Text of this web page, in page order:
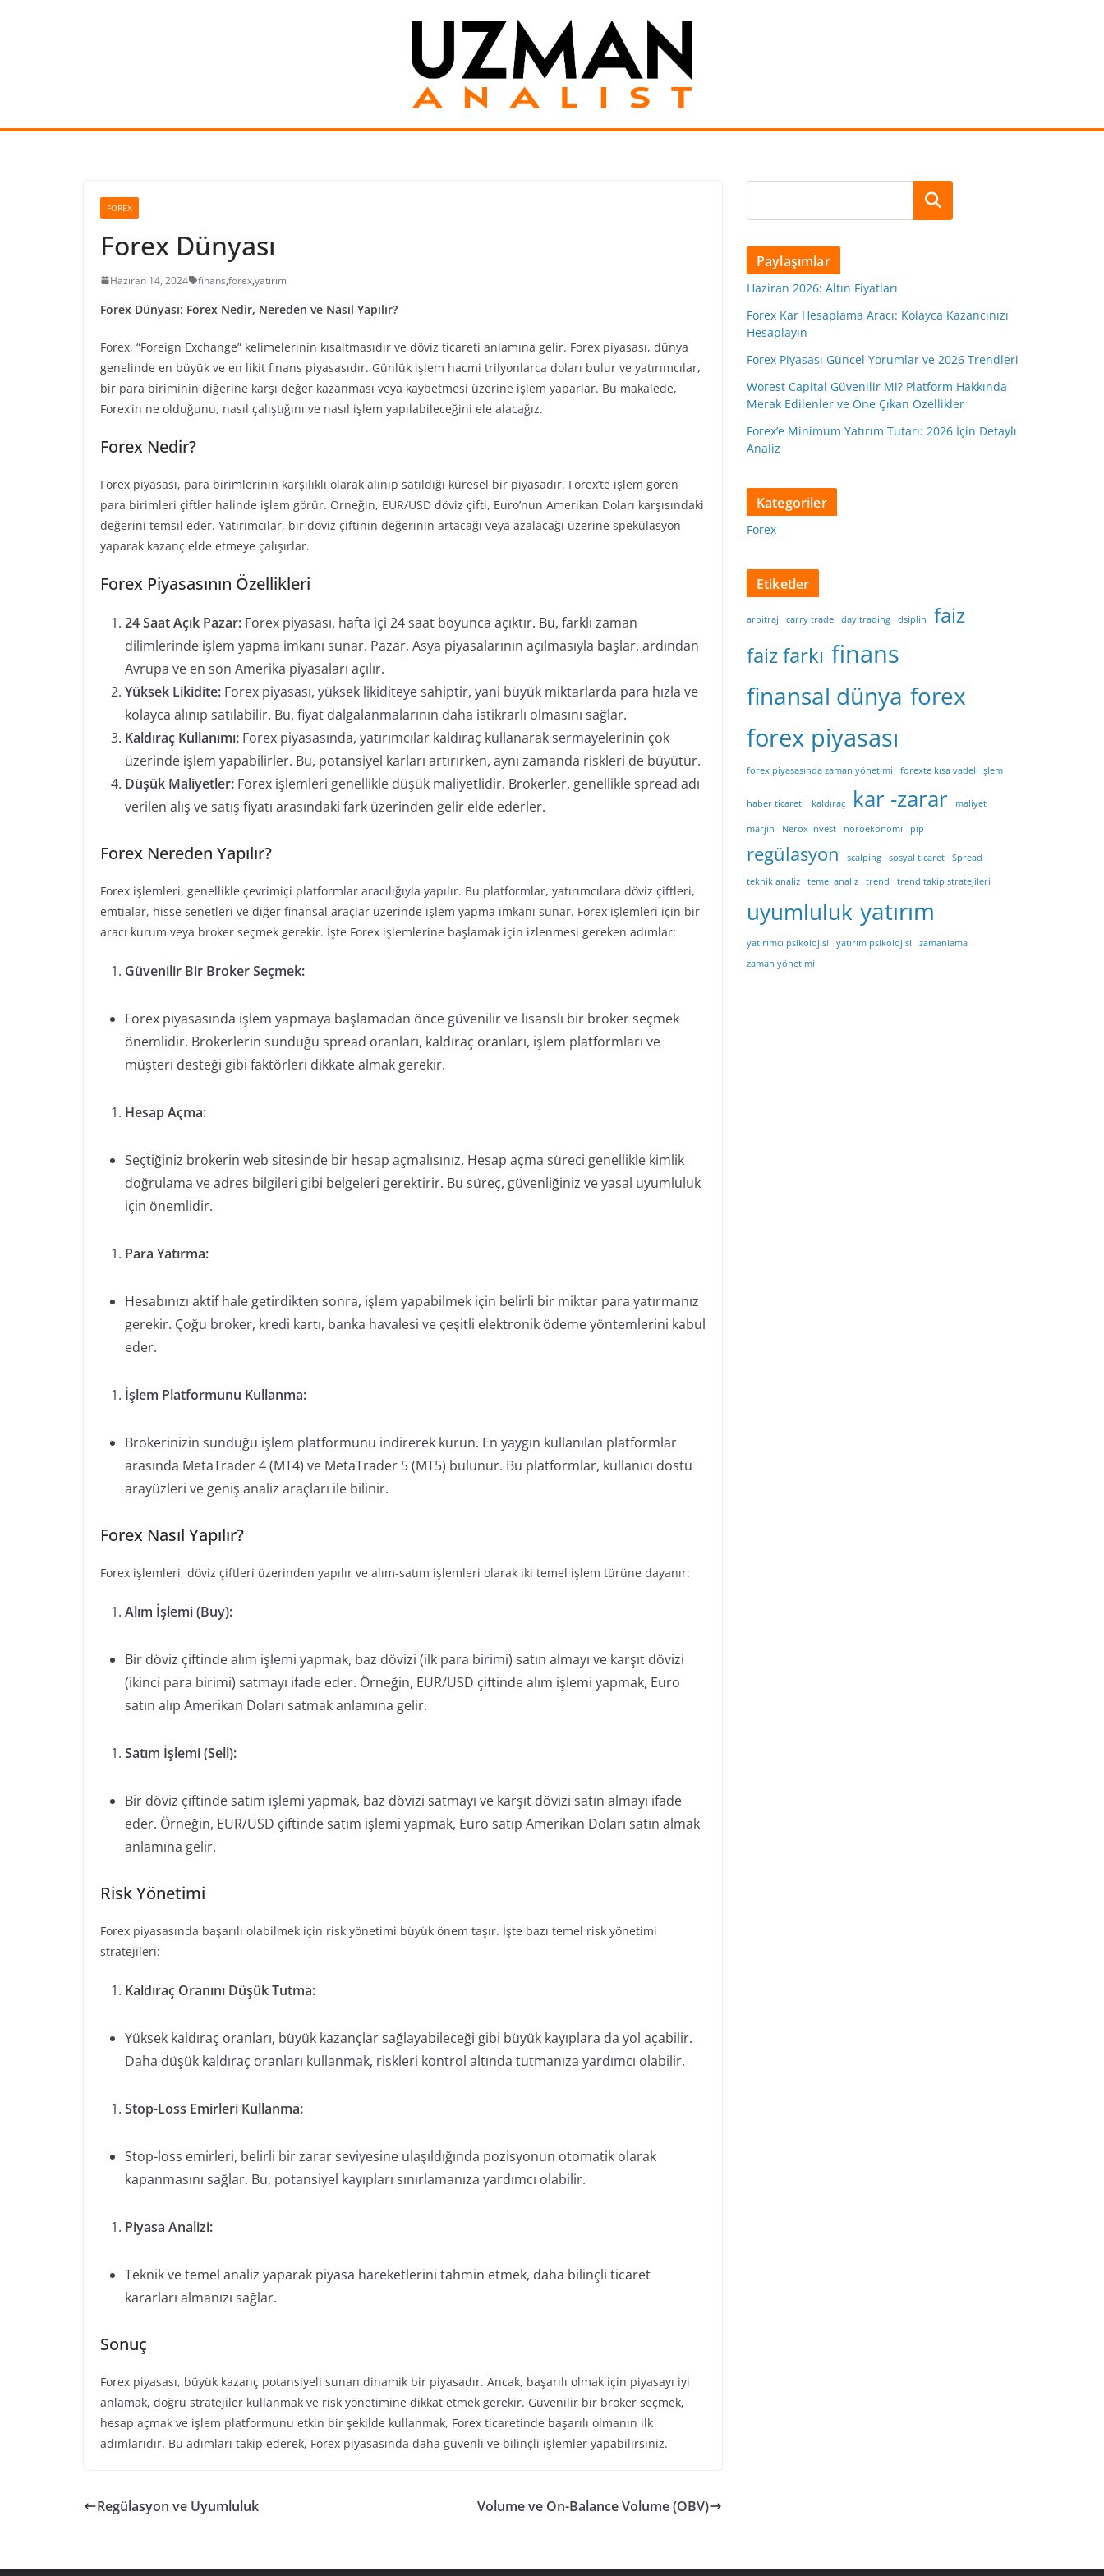
FOREX
Forex Dünyası
Haziran 14, 2024 finans,forex,yatırım
Forex Dünyası: Forex Nedir, Nereden ve Nasıl Yapılır?
Forex, “Foreign Exchange” kelimelerinin kısaltmasıdır ve döviz ticareti anlamına gelir. Forex piyasası, dünya
genelinde en büyük ve en likit finans piyasasıdır. Günlük işlem hacmi trilyonlarca doları bulur ve yatırımcılar,
bir para biriminin diğerine karşı değer kazanması veya kaybetmesi üzerine işlem yaparlar. Bu makalede,
Forex’in ne olduğunu, nasıl çalıştığını ve nasıl işlem yapılabileceğini ele alacağız.
Forex Nedir?
Forex piyasası, para birimlerinin karşılıklı olarak alınıp satıldığı küresel bir piyasadır. Forex’te işlem gören
para birimleri çiftler halinde işlem görür. Örneğin, EUR/USD döviz çifti, Euro’nun Amerikan Doları karşısındaki
değerini temsil eder. Yatırımcılar, bir döviz çiftinin değerinin artacağı veya azalacağı üzerine spekülasyon
yaparak kazanç elde etmeye çalışırlar.
Forex Piyasasının Özellikleri
24 Saat Açık Pazar: Forex piyasası, hafta içi 24 saat boyunca açıktır. Bu, farklı zaman
dilimlerinde işlem yapma imkanı sunar. Pazar, Asya piyasalarının açılmasıyla başlar, ardından
Avrupa ve en son Amerika piyasaları açılır.
Yüksek Likidite: Forex piyasası, yüksek likiditeye sahiptir, yani büyük miktarlarda para hızla ve
kolayca alınıp satılabilir. Bu, fiyat dalgalanmalarının daha istikrarlı olmasını sağlar.
Kaldıraç Kullanımı: Forex piyasasında, yatırımcılar kaldıraç kullanarak sermayelerinin çok
üzerinde işlem yapabilirler. Bu, potansiyel karları artırırken, aynı zamanda riskleri de büyütür.
Düşük Maliyetler: Forex işlemleri genellikle düşük maliyetlidir. Brokerler, genellikle spread adı
verilen alış ve satış fiyatı arasındaki fark üzerinden gelir elde ederler.
Forex Nereden Yapılır?
Forex işlemleri, genellikle çevrimiçi platformlar aracılığıyla yapılır. Bu platformlar, yatırımcılara döviz çiftleri,
emtialar, hisse senetleri ve diğer finansal araçlar üzerinde işlem yapma imkanı sunar. Forex işlemleri için bir
aracı kurum veya broker seçmek gerekir. İşte Forex işlemlerine başlamak için izlenmesi gereken adımlar:
Güvenilir Bir Broker Seçmek:
Forex piyasasında işlem yapmaya başlamadan önce güvenilir ve lisanslı bir broker seçmek
önemlidir. Brokerlerin sunduğu spread oranları, kaldıraç oranları, işlem platformları ve
müşteri desteği gibi faktörleri dikkate almak gerekir.
Hesap Açma:
Seçtiğiniz brokerin web sitesinde bir hesap açmalısınız. Hesap açma süreci genellikle kimlik
doğrulama ve adres bilgileri gibi belgeleri gerektirir. Bu süreç, güvenliğiniz ve yasal uyumluluk
için önemlidir.
Para Yatırma:
Hesabınızı aktif hale getirdikten sonra, işlem yapabilmek için belirli bir miktar para yatırmanız
gerekir. Çoğu broker, kredi kartı, banka havalesi ve çeşitli elektronik ödeme yöntemlerini kabul
eder.
İşlem Platformunu Kullanma:
Brokerinizin sunduğu işlem platformunu indirerek kurun. En yaygın kullanılan platformlar
arasında MetaTrader 4 (MT4) ve MetaTrader 5 (MT5) bulunur. Bu platformlar, kullanıcı dostu
arayüzleri ve geniş analiz araçları ile bilinir.
Forex Nasıl Yapılır?
Forex işlemleri, döviz çiftleri üzerinden yapılır ve alım-satım işlemleri olarak iki temel işlem türüne dayanır:
Alım İşlemi (Buy):
Bir döviz çiftinde alım işlemi yapmak, baz dövizi (ilk para birimi) satın almayı ve karşıt dövizi
(ikinci para birimi) satmayı ifade eder. Örneğin, EUR/USD çiftinde alım işlemi yapmak, Euro
satın alıp Amerikan Doları satmak anlamına gelir.
Satım İşlemi (Sell):
Bir döviz çiftinde satım işlemi yapmak, baz dövizi satmayı ve karşıt dövizi satın almayı ifade
eder. Örneğin, EUR/USD çiftinde satım işlemi yapmak, Euro satıp Amerikan Doları satın almak
anlamına gelir.
Risk Yönetimi
Forex piyasasında başarılı olabilmek için risk yönetimi büyük önem taşır. İşte bazı temel risk yönetimi
stratejileri:
Kaldıraç Oranını Düşük Tutma:
Yüksek kaldıraç oranları, büyük kazançlar sağlayabileceği gibi büyük kayıplara da yol açabilir.
Daha düşük kaldıraç oranları kullanmak, riskleri kontrol altında tutmanıza yardımcı olabilir.
Stop-Loss Emirleri Kullanma:
Stop-loss emirleri, belirli bir zarar seviyesine ulaşıldığında pozisyonun otomatik olarak
kapanmasını sağlar. Bu, potansiyel kayıpları sınırlamanıza yardımcı olabilir.
Piyasa Analizi:
Teknik ve temel analiz yaparak piyasa hareketlerini tahmin etmek, daha bilinçli ticaret
kararları almanızı sağlar.
Sonuç
Forex piyasası, büyük kazanç potansiyeli sunan dinamik bir piyasadır. Ancak, başarılı olmak için piyasayı iyi
anlamak, doğru stratejiler kullanmak ve risk yönetimine dikkat etmek gerekir. Güvenilir bir broker seçmek,
hesap açmak ve işlem platformunu etkin bir şekilde kullanmak, Forex ticaretinde başarılı olmanın ilk
adımlarıdır. Bu adımları takip ederek, Forex piyasasında daha güvenli ve bilinçli işlemler yapabilirsiniz.
Regülasyon ve Uyumluluk Volume ve On-Balance Volume (OBV)
Ara
Paylaşımlar
Haziran 2026: Altın Fiyatları
Forex Kar Hesaplama Aracı: Kolayca Kazancınızı
Hesaplayın
Forex Piyasası Güncel Yorumlar ve 2026 Trendleri
Worest Capital Güvenilir Mi? Platform Hakkında
Merak Edilenler ve Öne Çıkan Özellikler
Forex’e Minimum Yatırım Tutarı: 2026 İçin Detaylı
Analiz
Kategoriler
Forex
Etiketler
arbitraj carry trade day trading dsiplin faiz
faiz farkı finans
finansal dünya forex
forex piyasası
forex piyasasında zaman yönetimi forexte kısa vadeli işlem
haber ticareti kaldıraç kar -zarar maliyet
marjin Nerox Invest nöroekonomi pip
regülasyon scalping sosyal ticaret Spread
teknik analiz temel analiz trend trend takip stratejileri
uyumluluk yatırım
yatırımcı psikolojisi yatırım psikolojisi
zamanlama
zaman yönetimi